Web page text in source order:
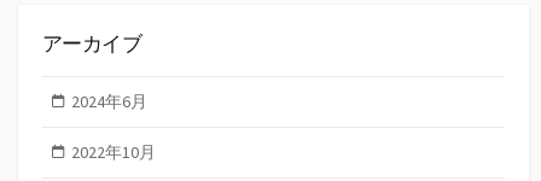
アーカイブ
2024年6月
2022年10月